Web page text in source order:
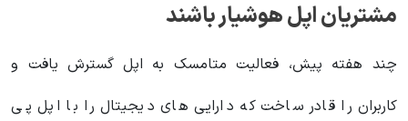
مشتریان اپل هوشیار باشند
چند هفته پیش، فعالیت متامسک به اپل گسترش یافت و
کاربران را قادر ساخت که دارایی های دیجیتال را با اپل پی